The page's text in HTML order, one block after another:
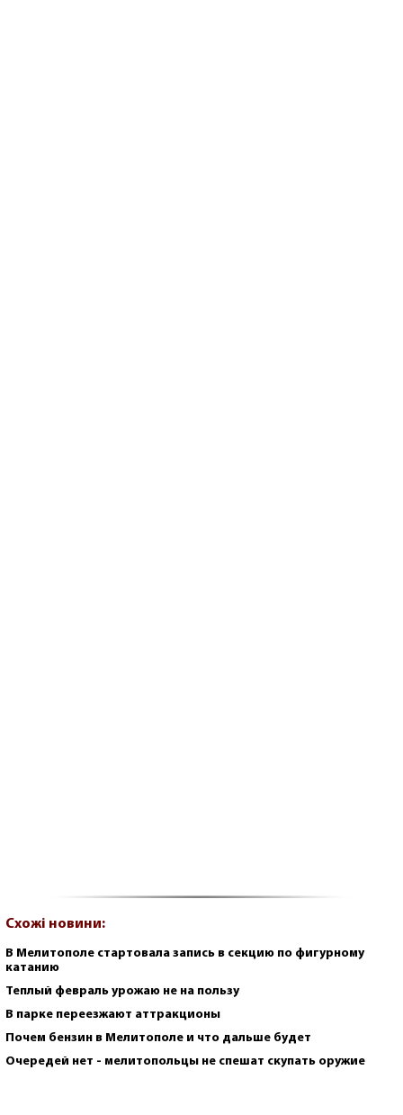
Схожі новини:
В Мелитополе стартовала запись в секцию по фигурному
катанию
Теплый февраль урожаю не на пользу
В парке переезжают аттракционы
Почем бензин в Мелитополе и что дальше будет
Очередей нет - мелитопольцы не спешат скупать оружие